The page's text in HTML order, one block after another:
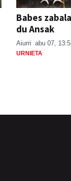
Babes
du Ansak
Aiurri abu 07,
URNIETA